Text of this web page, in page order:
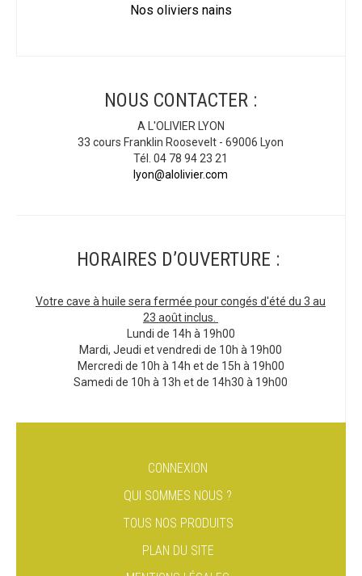
Nos oliviers nains
NOUS CONTACTER :
A L'OLIVIER LYON
33 cours Franklin Roosevelt - 69006 Lyon
Tél. 04 78 94 23 21
lyon@alolivier.com
HORAIRES D’OUVERTURE :
Votre cave à huile sera fermée pour congés d'été du 3 au
23 août inclus.
Lundi de 14h à 19h00
Mardi, Jeudi et vendredi de 10h à 19h00
Mercredi de 10h à 14h et de 15h à 19h00
Samedi de 10h à 13h et de 14h30 à 19h00
CONNEXION
QUI SOMMES NOUS ?
TOUS NOS PRODUITS
PLAN DU SITE